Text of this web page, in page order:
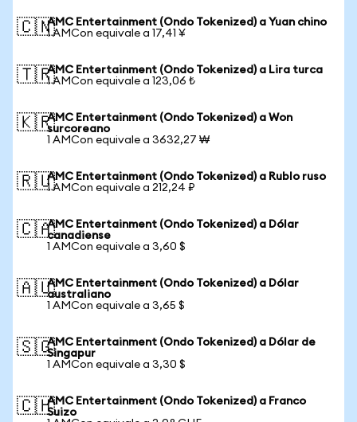
🇨🇳AMC Entertainment (Ondo Tokenized) a Yuan chino
1 AMCon equivale a 17,41 ¥
🇹🇷AMC Entertainment (Ondo Tokenized) a Lira turca
1 AMCon equivale a 123,06 ₺
🇰🇷AMC Entertainment (Ondo Tokenized) a Won
surcoreano
1 AMCon equivale a 3632,27 ₩
🇷🇺AMC Entertainment (Ondo Tokenized) a Rublo ruso
1 AMCon equivale a 212,24 ₽
🇨🇦AMC Entertainment (Ondo Tokenized) a Dólar
canadiense
1 AMCon equivale a 3,60 $
🇦🇺AMC Entertainment (Ondo Tokenized) a Dólar
australiano
1 AMCon equivale a 3,65 $
🇸🇬AMC Entertainment (Ondo Tokenized) a Dólar de
Singapur
1 AMCon equivale a 3,30 $
🇨🇭AMC Entertainment (Ondo Tokenized) a Franco
Suizo